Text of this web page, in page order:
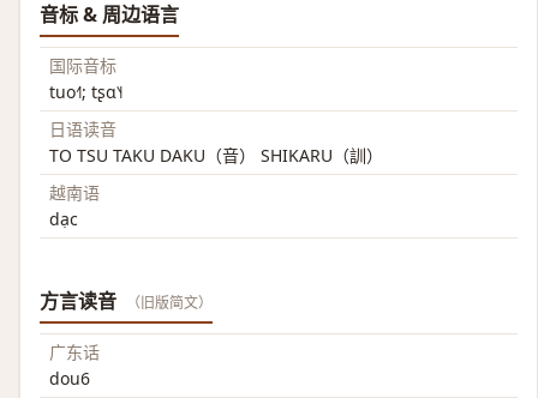
音标 & 周边语言
国际音标
tuo˧˥; tʂɑ˥˧
日语读音
TO TSU TAKU DAKU（音） SHIKARU（訓）
越南语
dạc
方言读音 （旧版简文）
广东话
dou6